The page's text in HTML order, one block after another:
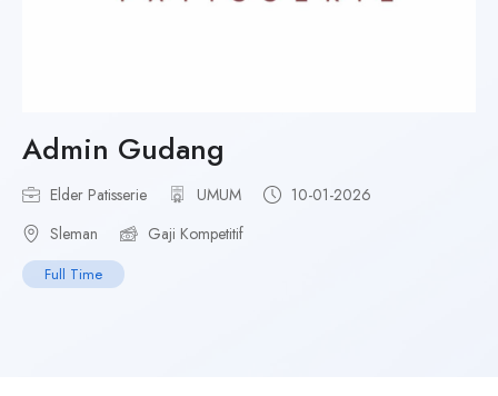
Admin Gudang
Elder Patisserie UMUM
10-01-2026
Sleman
Gaji Kompetitif
Full Time